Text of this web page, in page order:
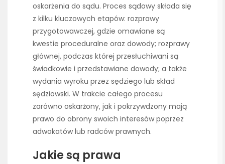
oskarżenia do sądu. Proces sądowy składa się
z kilku kluczowych etapów: rozprawy
przygotowawczej, gdzie omawiane są
kwestie proceduralne oraz dowody; rozprawy
głównej, podczas której przesłuchiwani są
świadkowie i przedstawiane dowody; a także
wydania wyroku przez sędziego lub skład
sędziowski. W trakcie całego procesu
zarówno oskarżony, jak i pokrzywdzony mają
prawo do obrony swoich interesów poprzez
adwokatów lub radców prawnych.
Jakie są prawa